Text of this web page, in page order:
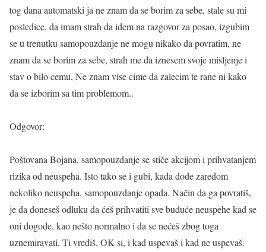
tog dana automatski ja ne znam da se borim za sebe, stale su mi
posledice, da imam strah da idem na razgovor za posao, izgubim
se u trenutku samopouzdanje ne mogu nikako da povratim, ne
znam da se borim za sebe, strah me da iznesem svoje misljenje i
stav o bilo cemu, Ne znam vise cime da zalecim te rane ni kako
da se izborim sa tim problemom..
Odgovor:
Poštovana Bojana, samopouzdanje se stiče akcijom i prihvatanjem
rizika od neuspeha. Isto tako se i gubi, kada dođe zaredom
nekoliko neuspeha, samopouzdanje opada. Način da ga povratiš,
je da doneseš odluku da ćeš prihvatiti sve buduće neuspehe kad se
oni dogode, kao nešto normalno i da se nećeš zbog toga
uznemiravati. Ti vrediš, OK si, i kad uspevaš i kad ne uspevaš.